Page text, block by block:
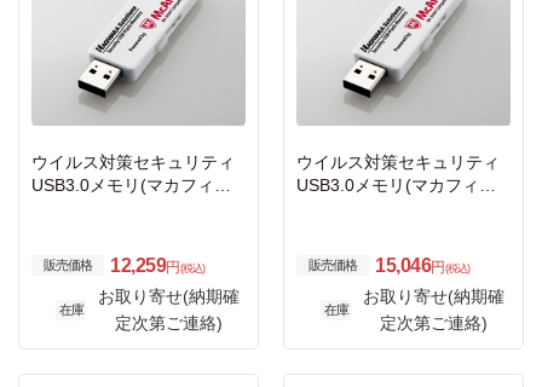
ウイルス対策セキュリティ
USB3.0メモリ(マカフィー)/
販売価格 12,259円 (税込)
在庫
お取り寄せ(納期確
定次第ご連絡)
ウイルス対策セキュリティ
USB3.0メモリ(マカフィー)/
販売価格 15,046円 (税込)
在庫
お取り寄せ(納期確
定次第ご連絡)